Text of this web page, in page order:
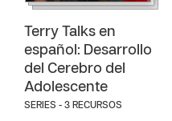
Terry Talks en
español: Desarrollo
del Cerebro del
Adolescente
SERIES - 3 RECURSOS